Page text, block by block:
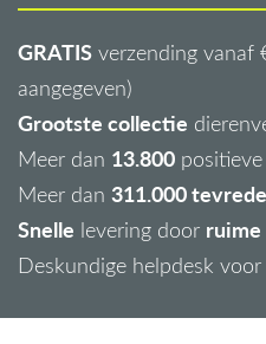
GRATIS verzending vanaf
aangegeven)
Grootste collectie
Meer dan 13.800
Meer dan 311.000
Snelle levering door ruime
Deskundige helpdesk voor